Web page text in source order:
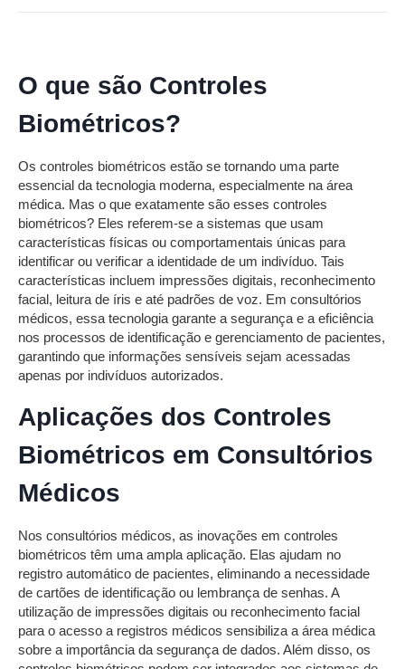
O que são Controles
Biométricos?
Os controles biométricos estão se tornando uma parte
essencial da tecnologia moderna, especialmente na área
médica. Mas o que exatamente são esses controles
biométricos? Eles referem-se a sistemas que usam
características físicas ou comportamentais únicas para
identificar ou verificar a identidade de um indivíduo. Tais
características incluem impressões digitais, reconhecimento
facial, leitura de íris e até padrões de voz. Em consultórios
médicos, essa tecnologia garante a segurança e a eficiência
nos processos de identificação e gerenciamento de pacientes,
garantindo que informações sensíveis sejam acessadas
apenas por indivíduos autorizados.
Aplicações dos Controles
Biométricos em Consultórios
Médicos
Nos consultórios médicos, as inovações em controles
biométricos têm uma ampla aplicação. Elas ajudam no
registro automático de pacientes, eliminando a necessidade
de cartões de identificação ou lembrança de senhas. A
utilização de impressões digitais ou reconhecimento facial
para o acesso a registros médicos sensibiliza a área médica
sobre a importância da segurança de dados. Além disso, os